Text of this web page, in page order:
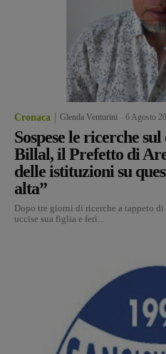
Cronaca Glenda Venturini 6 Agosto
Sospese le ricerche
Billal, il Prefetto di
delle istituzioni su
alta”
Dopo tre giorni di ricerche a tappeto
uccise sua figlia e ferì...